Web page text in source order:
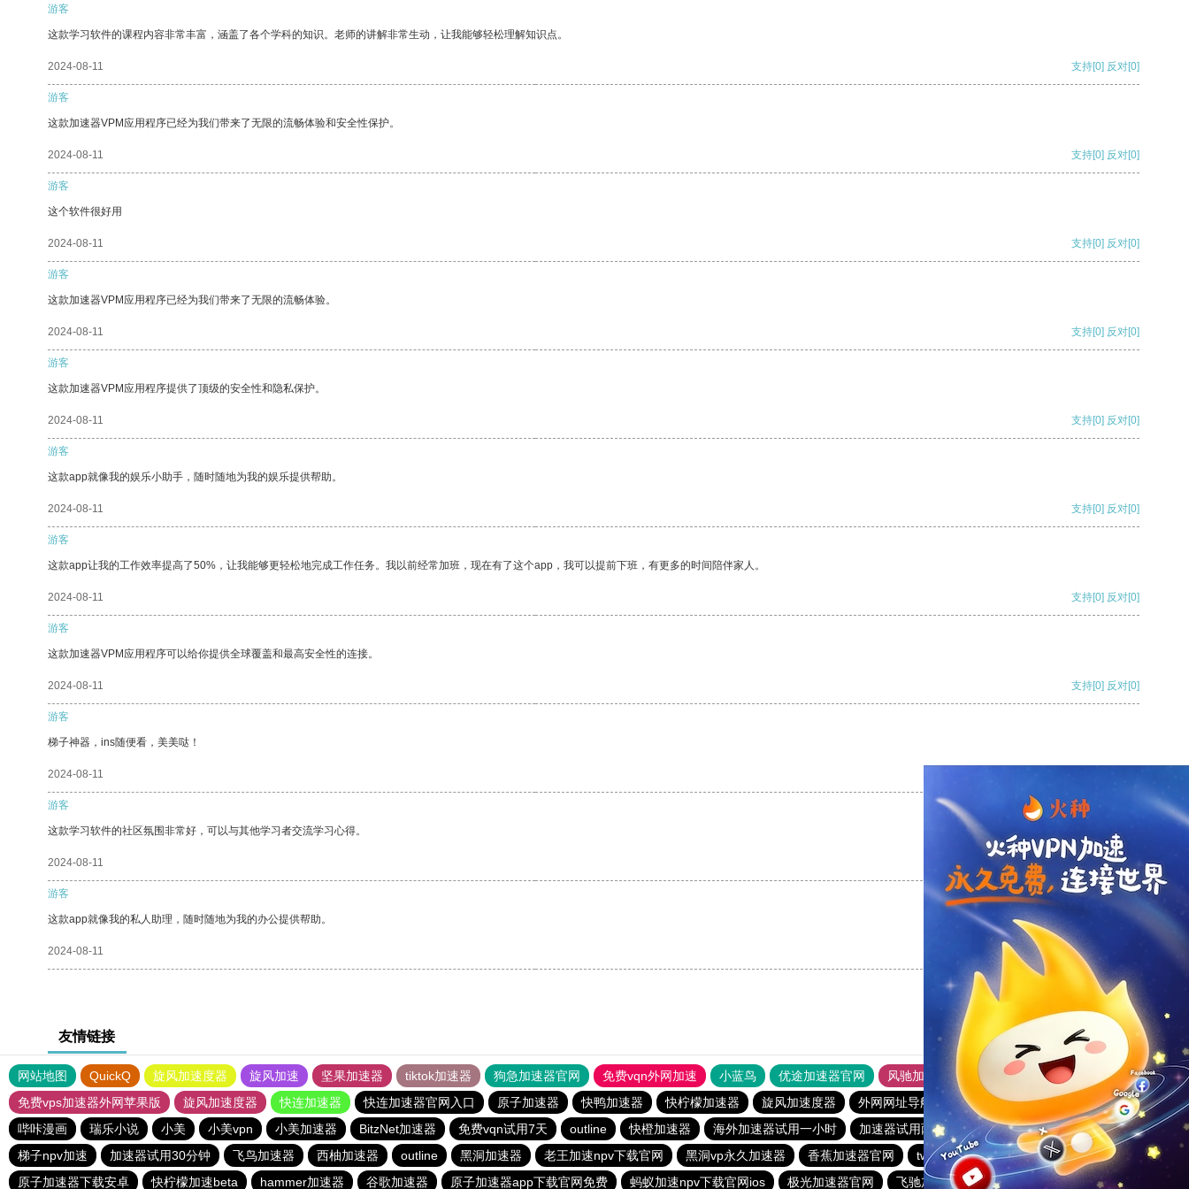
游客
这款学习软件的课程内容非常丰富，涵盖了各个学科的知识。老师的讲解非常生动，让我能够轻松理解知识点。
2024-08-11 支持[0] 反对[0]
游客
这款加速器VPM应用程序已经为我们带来了无限的流畅体验和安全性保护。
2024-08-11 支持[0] 反对[0]
游客
这个软件很好用
2024-08-11 支持[0] 反对[0]
游客
这款加速器VPM应用程序已经为我们带来了无限的流畅体验。
2024-08-11 支持[0] 反对[0]
游客
这款加速器VPM应用程序提供了顶级的安全性和隐私保护。
2024-08-11 支持[0] 反对[0]
游客
这款app就像我的娱乐小助手，随时随地为我的娱乐提供帮助。
2024-08-11 支持[0] 反对[0]
游客
这款app让我的工作效率提高了50%，让我能够更轻松地完成工作任务。我以前经常加班，现在有了这个app，我可以提前下班，有更多的时间陪伴家人。
2024-08-11 支持[0] 反对[0]
游客
这款加速器VPM应用程序可以给你提供全球覆盖和最高安全性的连接。
2024-08-11 支持[0] 反对[0]
游客
梯子神器，ins随便看，美美哒！
2024-08-11
游客
这款学习软件的社区氛围非常好，可以与其他学习者交流学习心得。
2024-08-11 支持 [0] 反对 [0]
游客
这款app就像我的私人助理，随时随地为我的办公提供帮助。
2024-08-11 支持
友情链接
网站地图 QuickQ 旋风加速度器 旋风加速 坚果加速器 tiktok加速器 狗急加速器官网 免费vqn外网加速 小蓝鸟 优途加速器官网 风驰加速器
旋风加速器
免费vps加速器外网苹果版
旋风加速度器 快连加速器 快连加速器官网入口 原子加速器 快鸭加速器 快柠檬加速器 旋风加速度器 外网网址导航 软件中心 雷霆加速
狂飙加速器
哔咔漫画
瑞乐小说 小美 小美vpn 小美加速器 BitzNet加速器 免费vqn试用7天 outline 快橙加速器 海外加速器试用一小时 加速器试用两小时 大机场加速器
outline
梯子npv加速
加速器试用30分钟 飞鸟加速器 西柚加速器 outline 黑洞加速器 老王加速npv下载官网 黑洞vp永久加速器 香蕉加速器官网 twitter加速器 outline
黑豹加速器
原子加速器下载安卓
快柠檬加速beta hammer加速器 谷歌加速器 原子加速器app下载官网免费 蚂蚁加速npv下载官网ios 极光加速器官网 飞驰加速器 黑洞官网 免费跨墙软件